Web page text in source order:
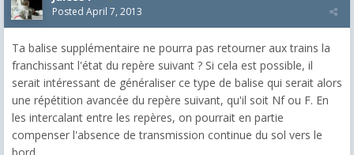
Posted April 7, 2013
Ta balise supplémentaire ne pourra pas retourner aux trains la
franchissant l'état du repère suivant ? Si cela est possible, il
serait intéressant de généraliser ce type de balise qui serait alors
une répétition avancée du repère suivant, qu'il soit Nf ou F. En
les intercalant entre les repères, on pourrait en partie
compenser l'absence de transmission continue du sol vers le